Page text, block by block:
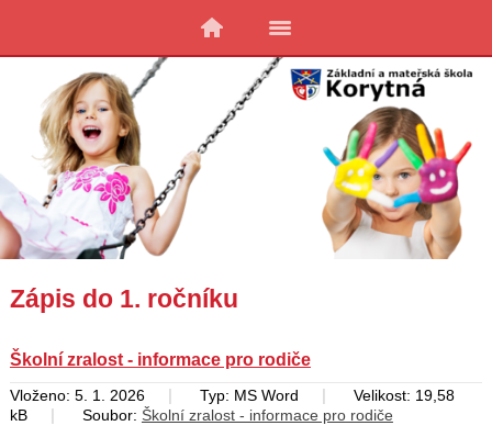
Zápis do 1. ročníku
Školní zralost - informace pro rodiče
Vloženo: 5. 1. 2026 | Typ: MS Word |
Velikost: 19,58
kB
| Soubor: Školní zralost - informace pro rodiče